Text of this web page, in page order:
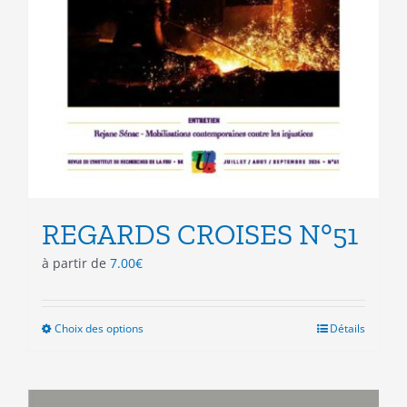
REGARDS CROISES N°51
à partir de 7.00€
Choix des optionsCe
plusieurs
Détails